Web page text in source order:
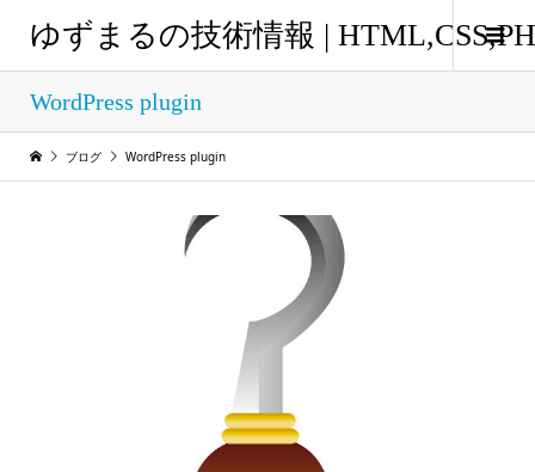
ゆずまるの技術情報 |
WordPress plugin
ブログ WordPress plugin